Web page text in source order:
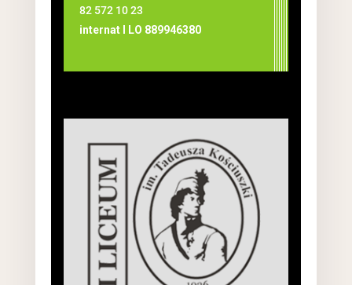
82 572 10 23
internat I LO 889946380